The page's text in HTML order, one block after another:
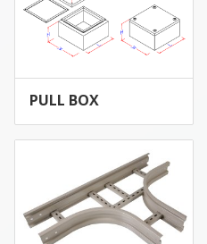
PULL BOX